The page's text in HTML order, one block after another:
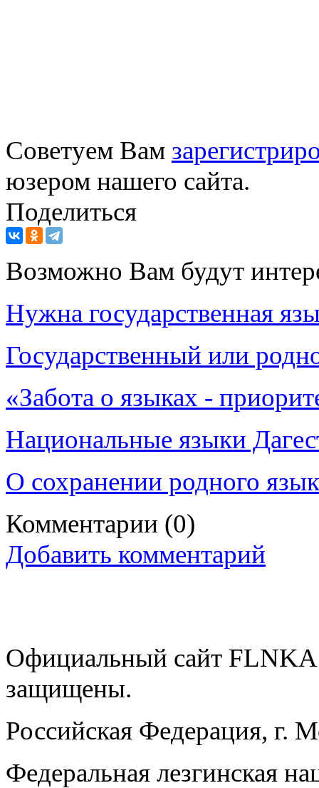
Советуем Вам
юзером нашего сайта.
Поделиться
Возможно Вам будут
Нужна государственная
Государственный или
«Забота о языках -
Национальные языки
О сохранении родного
Комментарии (0)
Добавить комментарий
Официальный сайт
защищены.
Российская Федерация, г.
Федеральная лезгинская